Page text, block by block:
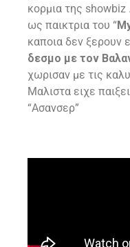
κορμια της
ως παικτρια του “
καποια δεν ξερουν
δεσμο με τον
χωρισαν με τις
Μαλιστα ειχε
“Ασανσερ”